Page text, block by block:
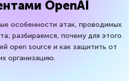
OpenAI
особенности атак, проводимых
разбираемся, почему для этого
open source и как защитить от
организацию.